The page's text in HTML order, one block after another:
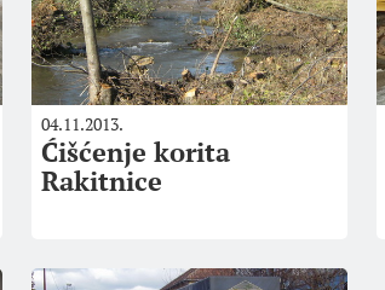
04.11.2013.
Ćišćenje korita
Rakitnice